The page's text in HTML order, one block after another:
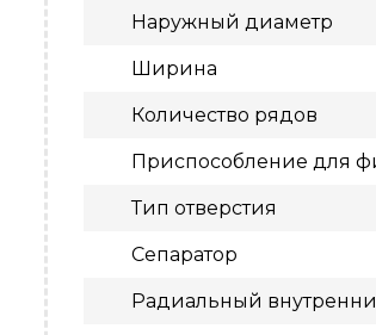
Наружный диаметр
Ширина
Количество рядов
Приспособление для
Тип отверстия
Сепаратор
Радиальный